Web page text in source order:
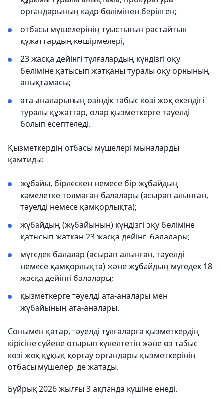
органдарының кадр бөлімінен берілген;
отбасы мүшелерінің туыстығын растайтын
құжаттардың көшірмелері;
23 жасқа дейінгі тұлғалардың күндізгі оқу
бөліміне қатысып жатқаны туралы оқу орнының
анықтамасы;
ата-аналарының өзіндік табыс көзі жоқ екендігі
туралы құжаттар, олар қызметкерге тәуелді
болып есептеледі.
Қызметкердің отбасы мүшелері мыналарды
қамтиды:
жұбайы, бірлескен немесе бір жұбайдың
кәмелетке толмаған балалары (асырап алынған,
тәуелді немесе қамқорлықта);
жұбайдың (жұбайының) күндізгі оқу бөліміне
қатысып жатқан 23 жасқа дейінгі балалары;
мүгедек балалар (асырап алынған, тәуелді
немесе қамқорлықта) және жұбайдың мүгедек 18
жасқа дейінгі балалары;
қызметкерге тәуелді ата-аналары мен
жұбайының ата-аналары.
Сонымен қатар, тәуелді тұлғаларға қызметкердің
кірісіне сүйене отырып күнелтетін және өз табыс
көзі жоқ құқық қорғау органдары қызметкерінің
отбасы мүшелері де жатады.
Бұйрық 2026 жылғы 3 ақпанда күшіне енеді.